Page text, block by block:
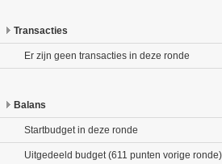
Transacties
Er zijn geen transacties in deze ronde
Balans
Startbudget in deze ronde
Uitgedeeld budget (611 punten vorige ronde)